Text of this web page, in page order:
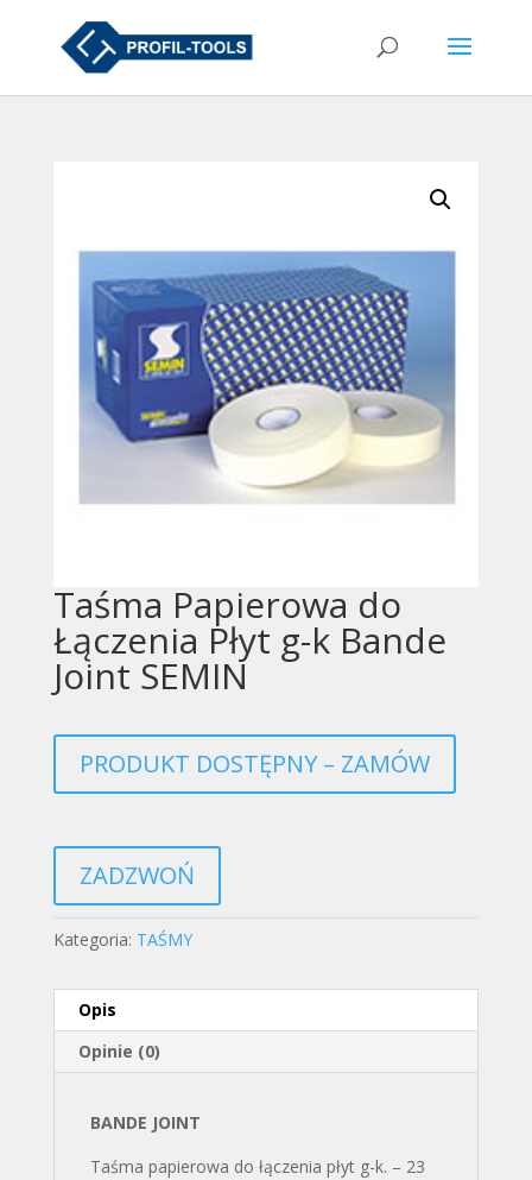
Taśma Papierowa do
Łączenia Płyt g-k Bande
Joint SEMIN
PRODUKT DOSTĘPNY – ZAMÓW
ZADZWOŃ
Kategoria: TAŚMY
Opis
Opinie (0)
BANDE JOINT
Taśma papierowa do łączenia płyt g-k. – 23